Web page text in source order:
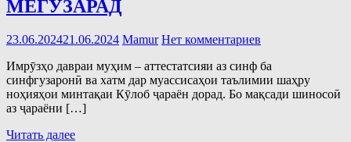
МЕГУЗАРАД
23.06.202421.06.2024 Mamur Нет комментариев
Имрӯзҳо давраи муҳим – аттестатсияи аз синф ба
синфгузаронӣ ва хатм дар муассисаҳои таълимии шаҳру
ноҳияҳои минтақаи Кӯлоб ҷараён дорад. Бо мақсади шиносоӣ
аз ҷараёни […]
Читать далее